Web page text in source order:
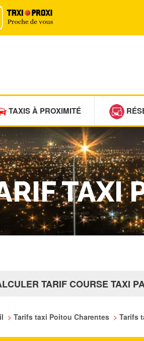
TAXIS À PROXIMITÉ
TAXI
TARIF COURSE TAXI
> Tarifs taxi Poitou Charentes > Tarifs